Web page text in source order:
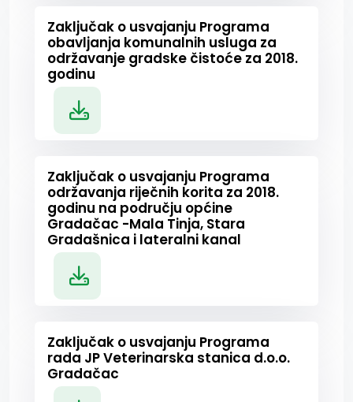
Zaključak o usvajanju Programa
obavljanja komunalnih usluga za
održavanje gradske čistoće za 2018.
godinu
Zaključak o usvajanju Programa
održavanja riječnih korita za 2018.
godinu na području općine
Gradačac -Mala Tinja, Stara
Gradašnica i lateralni kanal
Zaključak o usvajanju Programa
rada JP Veterinarska stanica d.o.o.
Gradačac